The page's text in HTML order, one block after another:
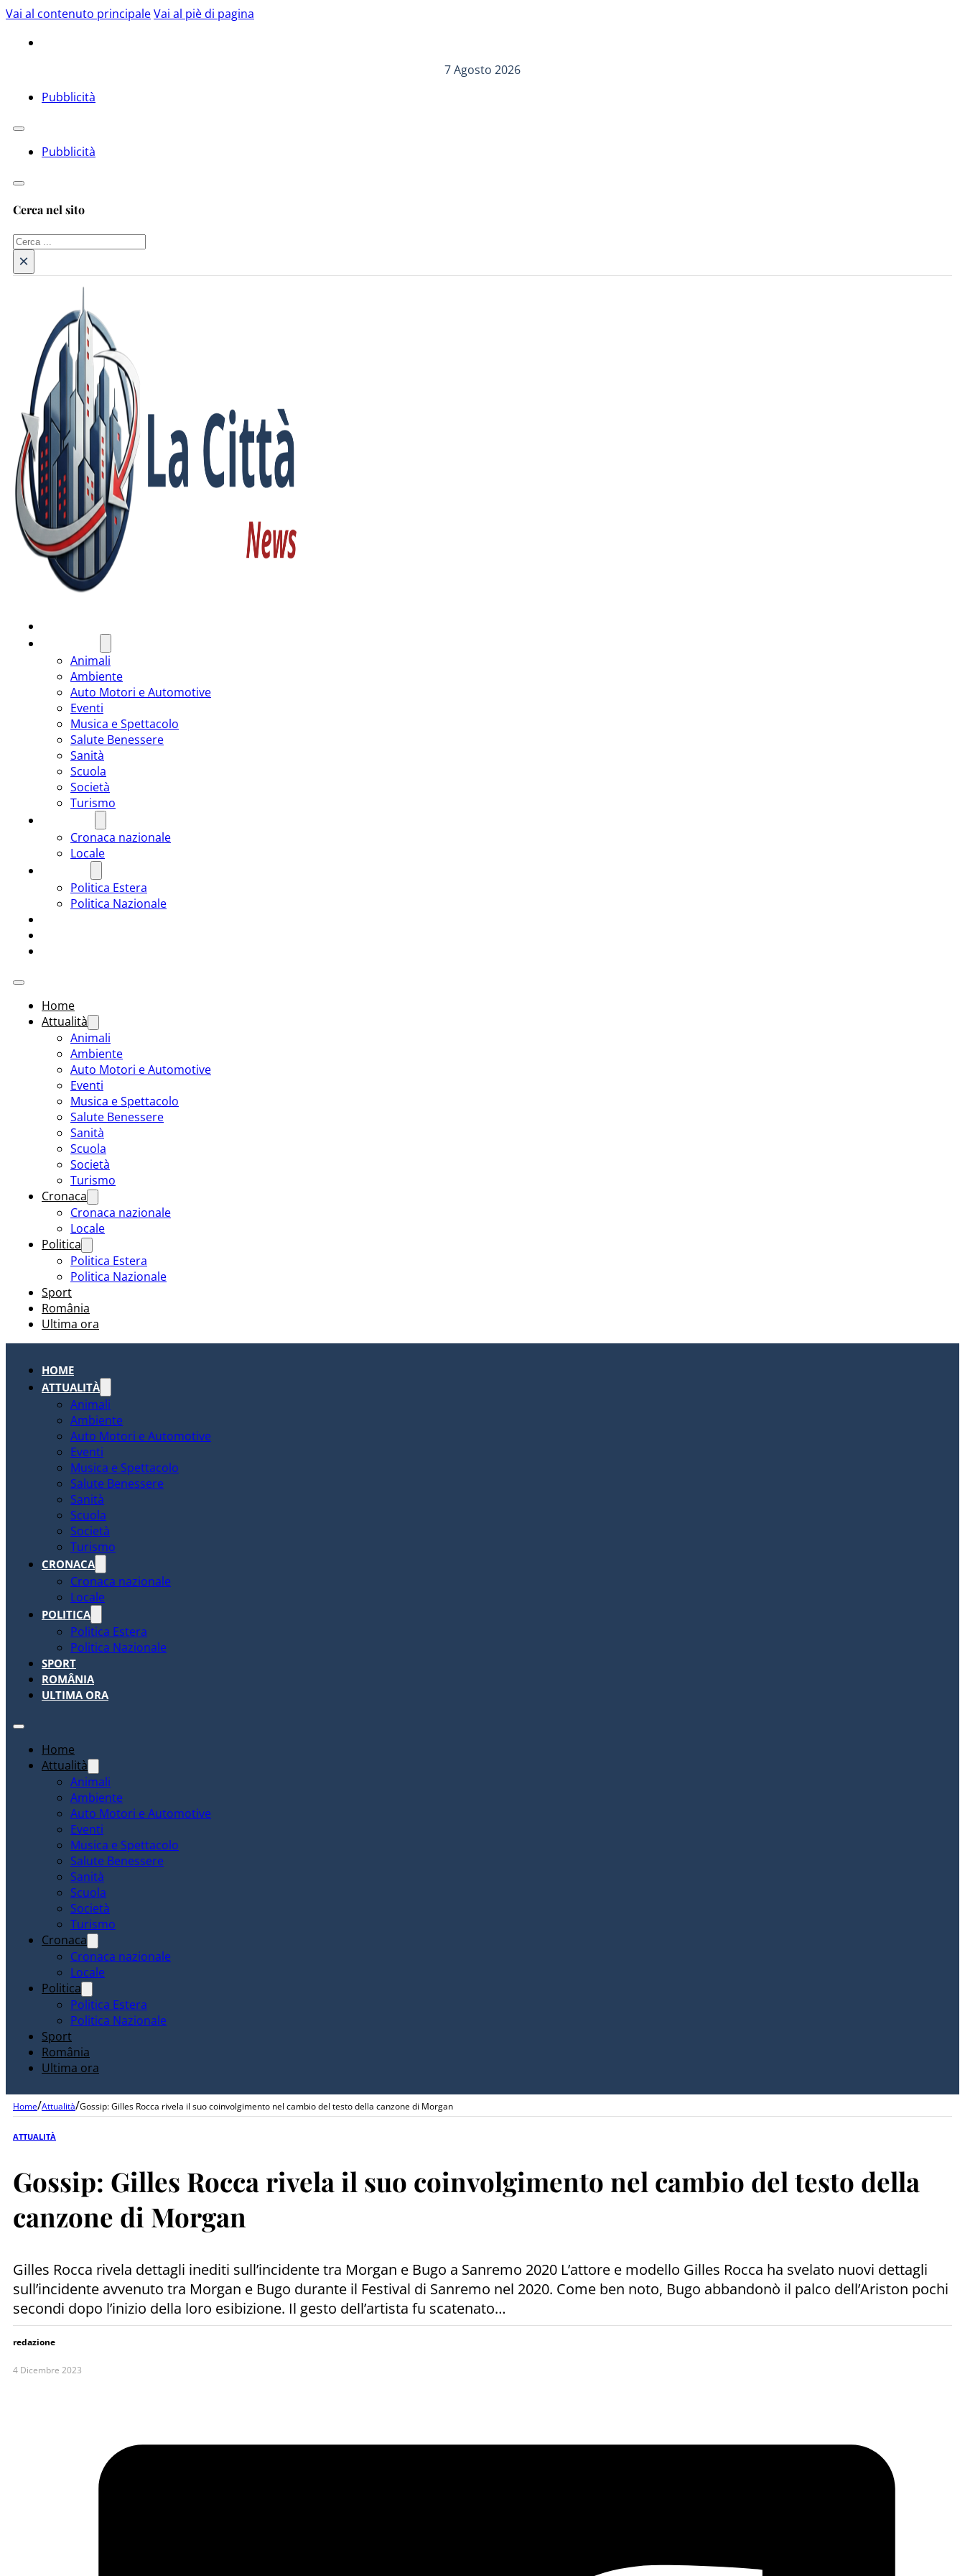
Vai al contenuto principaleVai al piè di pagina
7 Agosto 2026
Pubblicità
Pubblicità
Cerca nel sito
Cerca
×
Animali
Ambiente
Auto Motori e Automotive
Eventi
Musica e Spettacolo
Salute Benessere
Sanità
Scuola
Società
Turismo
Cronaca nazionale
Locale
Politica Estera
Politica Nazionale
Home
Attualità
Animali
Ambiente
Auto Motori e Automotive
Eventi
Musica e Spettacolo
Salute Benessere
Sanità
Scuola
Società
Turismo
Cronaca
Cronaca nazionale
Locale
Politica
Politica Estera
Politica Nazionale
Sport
România
Ultima ora
HOME
ATTUALITÀ
Animali
Ambiente
Auto Motori e Automotive
Eventi
Musica e Spettacolo
Salute Benessere
Sanità
Scuola
Società
Turismo
CRONACA
Cronaca nazionale
Locale
POLITICA
Politica Estera
Politica Nazionale
SPORT
ROMÂNIA
ULTIMA ORA
Home
Attualità
Animali
Ambiente
Auto Motori e Automotive
Eventi
Musica e Spettacolo
Salute Benessere
Sanità
Scuola
Società
Turismo
Cronaca
Cronaca nazionale
Locale
Politica
Politica Estera
Politica Nazionale
Sport
România
Ultima ora
Home/Attualità/Gossip: Gilles Rocca rivela il suo coinvolgimento nel cambio del testo della canzone di Morgan
ATTUALITÀ
Gossip: Gilles Rocca rivela il suo coinvolgimento nel cambio del testo della
canzone di Morgan
Gilles Rocca rivela dettagli inediti sull’incidente tra Morgan e Bugo a Sanremo 2020 L’attore e modello Gilles Rocca ha svelato nuovi dettagli
sull’incidente avvenuto tra Morgan e Bugo durante il Festival di Sanremo nel 2020. Come ben noto, Bugo abbandonò il palco dell’Ariston pochi
secondi dopo l’inizio della loro esibizione. Il gesto dell’artista fu scatenato…
redazione
4 Dicembre 2023